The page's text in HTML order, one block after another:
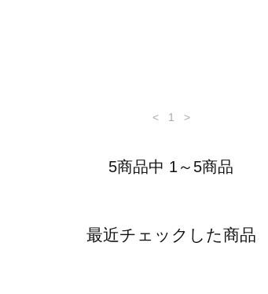
< 1 >
5商品中 1～5商品
最近チェックした商品